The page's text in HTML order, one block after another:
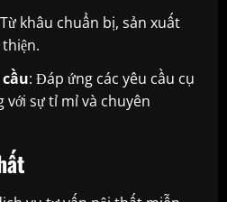
khâu chuẩn bị, sản xuất
: Đáp ứng các yêu cầu cụ
với sự tỉ mỉ và chuyên